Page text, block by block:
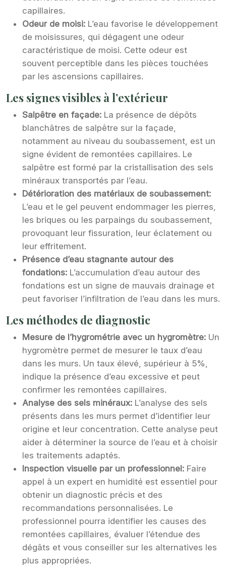
capillaires.
Odeur de moisi: L’eau favorise le développement
de moisissures, qui dégagent une odeur
caractéristique de moisi. Cette odeur est
souvent perceptible dans les pièces touchées
par les ascensions capillaires.
Les signes visibles à l’extérieur
Salpêtre en façade: La présence de dépôts
blanchâtres de salpêtre sur la façade,
notamment au niveau du soubassement, est un
signe évident de remontées capillaires. Le
salpêtre est formé par la cristallisation des sels
minéraux transportés par l’eau.
Détérioration des matériaux de soubassement:
L’eau et le gel peuvent endommager les pierres,
les briques ou les parpaings du soubassement,
provoquant leur fissuration, leur éclatement ou
leur effritement.
Présence d’eau stagnante autour des
fondations: L’accumulation d’eau autour des
fondations est un signe de mauvais drainage et
peut favoriser l’infiltration de l’eau dans les murs.
Les méthodes de diagnostic
Mesure de l’hygrométrie avec un hygromètre: Un
hygromètre permet de mesurer le taux d’eau
dans les murs. Un taux élevé, supérieur à 5%,
indique la présence d’eau excessive et peut
confirmer les remontées capillaires.
Analyse des sels minéraux: L’analyse des sels
présents dans les murs permet d’identifier leur
origine et leur concentration. Cette analyse peut
aider à déterminer la source de l’eau et à choisir
les traitements adaptés.
Inspection visuelle par un professionnel: Faire
appel à un expert en humidité est essentiel pour
obtenir un diagnostic précis et des
recommandations personnalisées. Le
professionnel pourra identifier les causes des
remontées capillaires, évaluer l’étendue des
dégâts et vous conseiller sur les alternatives les
plus appropriées.